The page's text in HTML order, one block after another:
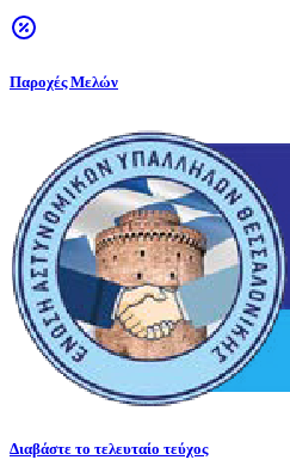
Παροχές Μελών
Διαβάστε το τελευταίο τεύχος